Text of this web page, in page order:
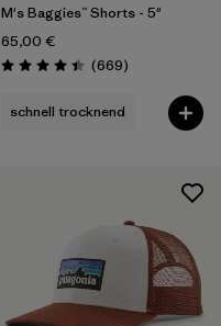
M's Baggies™ Shorts - 5"
65,00 €
Bewertung: 4.4 / 5
(669Rezensionen
)
schnell trocknend